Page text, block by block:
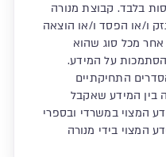
בלבד. קבוצת מנורה
ו/או הפסד ו/או הוצאה
אחר מכל סוג שהוא
על המידע.
התחיקתיים
בין המידע שאקבל
המצוי במשרדי ובספרי
המצוי בידי מנורה